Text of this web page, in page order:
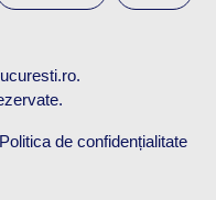
.
Politica de confidențialitate